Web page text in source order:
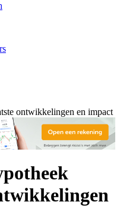
ontwikkelingen en impact